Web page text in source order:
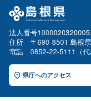
法人番号1000020320005
住所 〒690-8501 島根
電話 0852-22-5111（代
県庁へのアクセス